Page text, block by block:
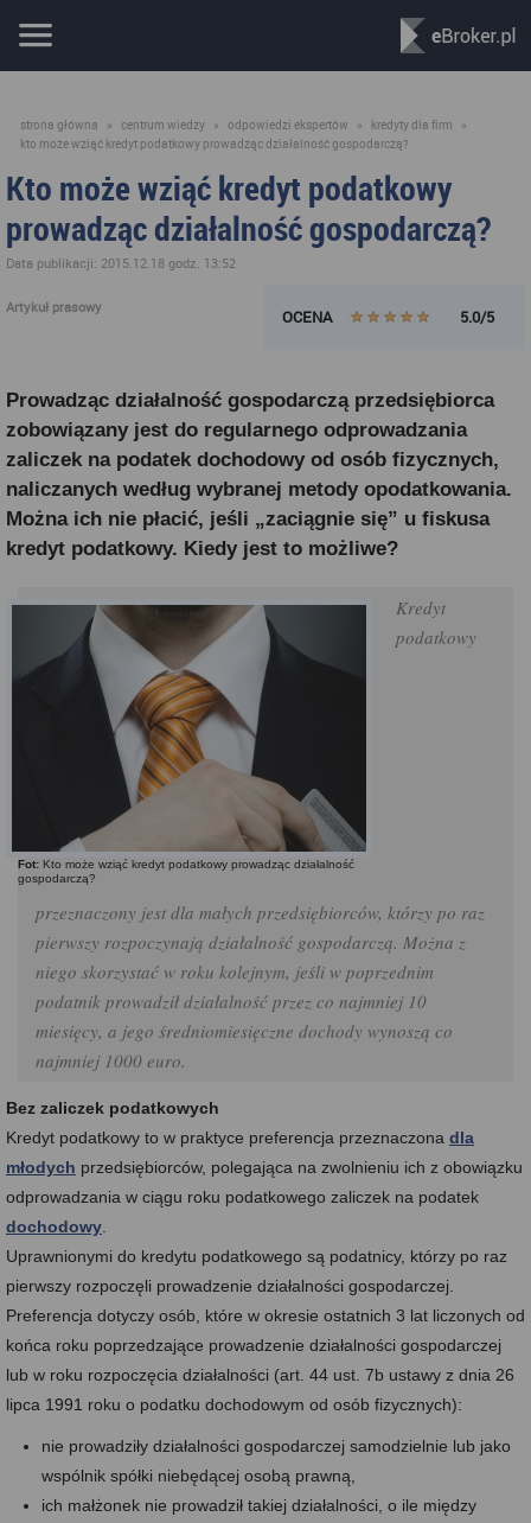
strona główna » centrum wiedzy » odpowiedzi ekspertów » kredyty dla firm
»
kto może wziąć kredyt podatkowy prowadząc działalność gospodarczą?
Kto może wziąć kredyt podatkowy
prowadząc działalność gospodarczą?
Data publikacji: 2015.12.18 godz. 13:52
Artykuł prasowy OCENA 5.0/5
Prowadząc działalność gospodarczą przedsiębiorca
zobowiązany jest do regularnego odprowadzania
zaliczek na podatek dochodowy od osób fizycznych,
naliczanych według wybranej metody opodatkowania.
Można ich nie płacić, jeśli „zaciągnie się” u fiskusa
kredyt podatkowy. Kiedy jest to możliwe?
Fot: Kto może wziąć kredyt podatkowy prowadząc działalność
gospodarczą?
Kredyt
podatkowy
przeznaczony jest dla małych przedsiębiorców, którzy po raz
pierwszy rozpoczynają działalność gospodarczą. Można z
niego skorzystać w roku kolejnym, jeśli w poprzednim
podatnik prowadził działalność przez co najmniej 10
miesięcy, a jego średniomiesięczne dochody wynoszą co
najmniej 1000 euro.
Bez zaliczek podatkowych
Kredyt podatkowy to w praktyce preferencja przeznaczona dla
młodych przedsiębiorców, polegająca na zwolnieniu ich z obowiązku
odprowadzania w ciągu roku podatkowego zaliczek na podatek
dochodowy
Uprawnionymi do kredytu podatkowego są podatnicy, którzy po raz
pierwszy rozpoczęli prowadzenie działalności gospodarczej.
Preferencja dotyczy osób, które w okresie ostatnich 3 lat liczonych od
końca roku poprzedzające prowadzenie działalności gospodarczej
lub w roku rozpoczęcia działalności (art. 44 ust. 7b ustawy z dnia 26
lipca 1991 roku o podatku dochodowym od osób fizycznych):
nie prowadziły działalności gospodarczej samodzielnie lub jako
wspólnik spółki niebędącej osobą prawną,
ich małżonek nie prowadził takiej działalności, o ile między